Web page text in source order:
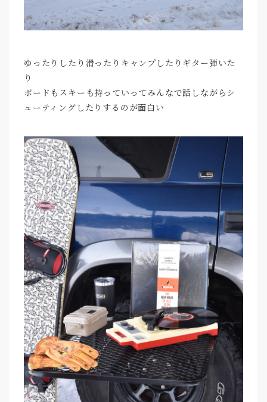
ゆったりしたり滑ったりキャンプしたりギター弾いた
り
ボードもスキーも持っていってみんなで話しながらシ
ューティングしたりするのが面白い